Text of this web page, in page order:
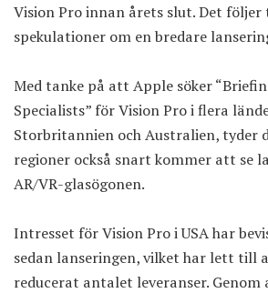
Vision Pro innan årets slut. Det följer
spekulationer om en bredare
Med tanke på att Apple söker
Specialists” för Vision Pro i flera
Storbritannien och Australien, tyder
regioner också snart kommer att se
AR/VR-glasögonen.
Intresset för Vision Pro i USAhar
sedan lanseringen, vilket har lett till
reducerat antalet leveranser.